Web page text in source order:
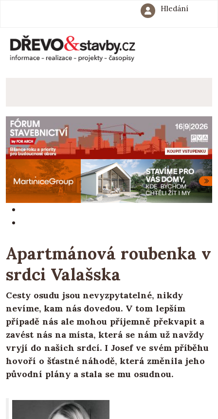
Hledání
Apartmánová roubenka v
srdci Valašska
Cesty osudu jsou nevyzpytatelné, nikdy
nevíme, kam nás dovedou. V tom lepším
případě nás ale mohou příjemně překvapit a
zavést nás na místa, která se nám už navždy
vryjí do našich srdcí. I Josef ve svém příběhu
hovoří o šťastné náhodě, která změnila jeho
původní plány a stala se mu osudnou.